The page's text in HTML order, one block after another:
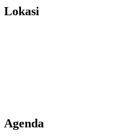
Lokasi
Agenda